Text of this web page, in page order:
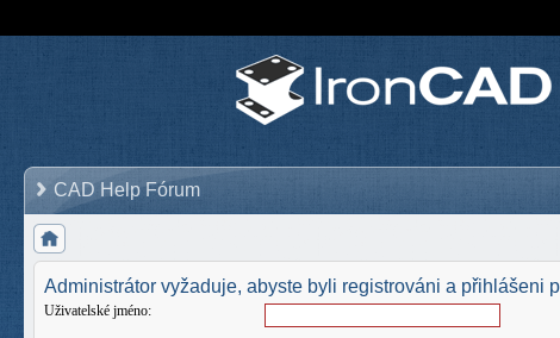
CAD Help Fórum
Administrátor vyžaduje, abyste byli registrováni a přihlášeni
Uživatelské jméno: